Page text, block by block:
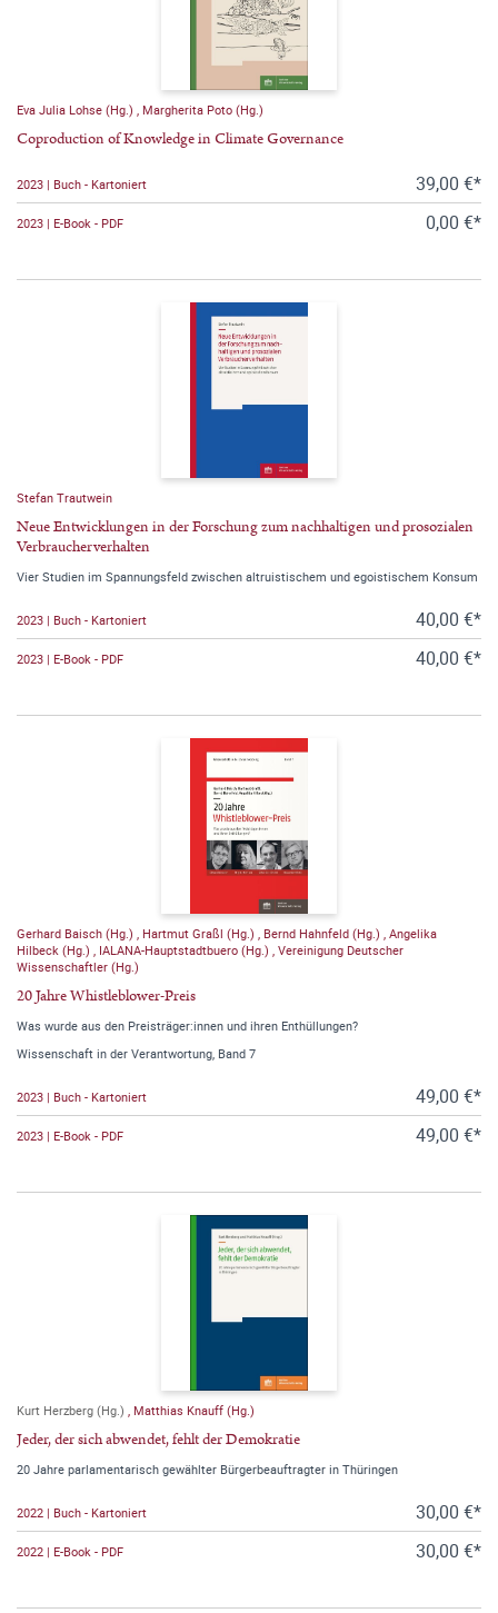
Eva Julia Lohse (Hg.) , Margherita Poto (Hg.)
Coproduction of Knowledge in Climate Governance
2023 | Buch - Kartoniert 39,00 €*
2023 | E-Book - PDF 0,00 €*
Stefan Trautwein
Neue Entwicklungen in der Forschung zum nachhaltigen und prosozialen
Verbraucherverhalten
Vier Studien im Spannungsfeld zwischen altruistischem und egoistischem Konsum
2023 | Buch - Kartoniert 40,00 €*
2023 | E-Book - PDF 40,00 €*
Gerhard Baisch (Hg.) , Hartmut Graßl (Hg.) , Bernd Hahnfeld (Hg.) , Angelika
Hilbeck (Hg.) , IALANA-Hauptstadtbuero (Hg.) , Vereinigung Deutscher
Wissenschaftler (Hg.)
20 Jahre Whistleblower-Preis
Was wurde aus den Preisträger:innen und ihren Enthüllungen?
Wissenschaft in der Verantwortung, Band 7
2023 | Buch - Kartoniert 49,00 €*
2023 | E-Book - PDF 49,00 €*
Kurt Herzberg (Hg.) , Matthias Knauff (Hg.)
Jeder, der sich abwendet, fehlt der Demokratie
20 Jahre parlamentarisch gewählter Bürgerbeauftragter in Thüringen
2022 | Buch - Kartoniert 30,00 €*
2022 | E-Book - PDF 30,00 €*